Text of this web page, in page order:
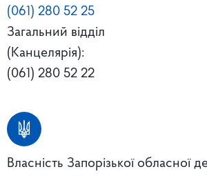
(061) 280 52 25
Загальний відділ
(Канцелярія):
(061) 280 52 22
Власність Запорізької обласної